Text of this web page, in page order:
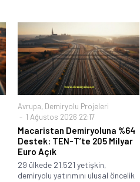
Avrupa, Demiryolu Projeleri
1 Ağustos 2026 22:17
Macaristan Demiryoluna %64
Destek: TEN-T’te 205 Milyar
Euro Açık
29 ülkede 21.521 yetişkin,
demiryolu yatırımını ulusal öncelik